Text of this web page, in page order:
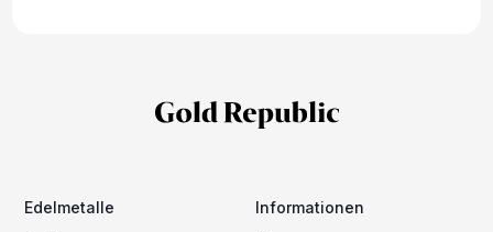
Edelmetalle
Informationen